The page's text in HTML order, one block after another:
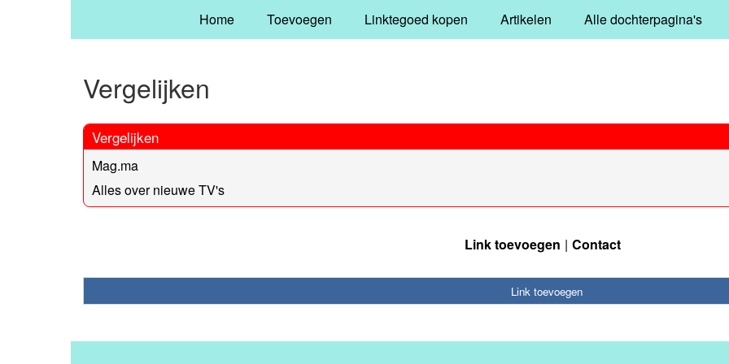
Home Toevoegen Linktegoed kopen Artikelen Alle dochterpagina's
Vergelijken
Vergelijken
Mag.ma
Alles over nieuwe TV's
Link toevoegen Contact
Link toevoegen